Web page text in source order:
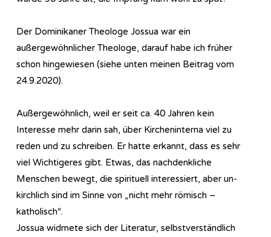
Der Dominikaner Theologe Jossua war ein
außergewöhnlicher Theologe, darauf habe ich früher
schon hingewiesen (siehe unten meinen Beitrag vom
24.9.2020).
Außergewöhnlich, weil er seit ca. 40 Jahren kein
Interesse mehr darin sah, über Kircheninterna viel zu
reden und zu schreiben. Er hatte erkannt, dass es sehr
viel Wichtigeres gibt. Etwas, das nachdenkliche
Menschen bewegt, die spirituell interessiert, aber un-
kirchlich sind im Sinne von „nicht mehr römisch –
katholisch“.
Jossua widmete sich der Literatur, selbstverständlich